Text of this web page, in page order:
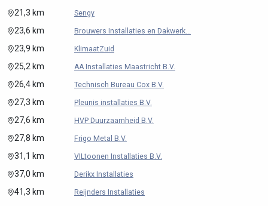
21,3 km Sengy
23,6 km Brouwers Installaties en Dakwerk...
23,9 km KlimaatZuid
25,2 km AA Installaties Maastricht B.V.
26,4 km Technisch Bureau Cox B.V.
27,3 km Pleunis installaties B.V.
27,6 km HVP Duurzaamheid B.V.
27,8 km Frigo Metal B.V.
31,1 km VILtoonen Installaties B.V.
37,0 km Derikx Installaties
41,3 km Reijnders Installaties